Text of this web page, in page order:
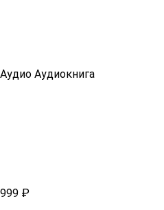
Аудио Аудиокнига
999 ₽